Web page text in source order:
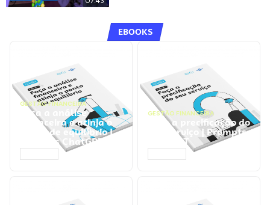
EBOOKS
GESTÃO FINANCEIRA
Faça a análise
financeira e atinja o
ponto de equilíbrio |
Prompts ChatGPT
GESTÃO FINANCEIRA
Faça a precificação do
seu serviço | Prompts
ChatGPT